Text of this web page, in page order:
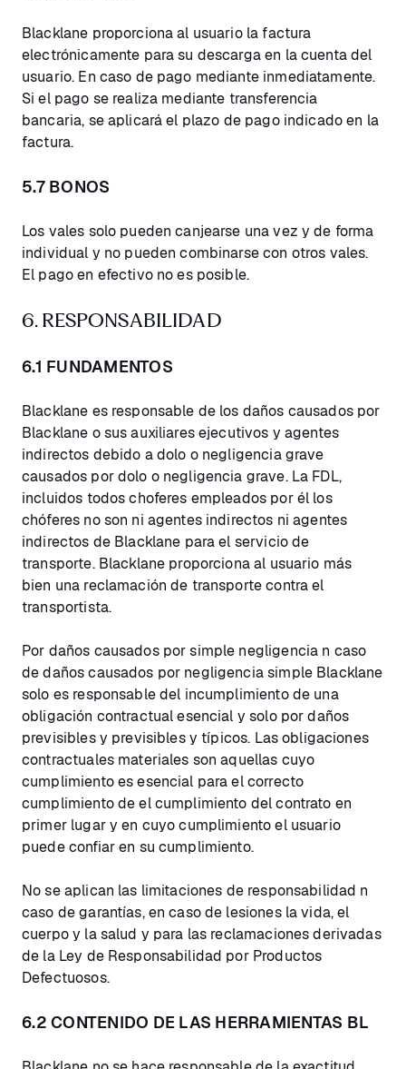
Blacklane proporciona al usuario la factura
electrónicamente para su descarga en la cuenta del
usuario. En caso de pago mediante inmediatamente.
Si el pago se realiza mediante transferencia
bancaria, se aplicará el plazo de pago indicado en la
factura.
5.7 BONOS
Los vales solo pueden canjearse una vez y de forma
individual y no pueden combinarse con otros vales.
El pago en efectivo no es posible.
6. RESPONSABILIDAD
6.1 FUNDAMENTOS
Blacklane es responsable de los daños causados por
Blacklane o sus auxiliares ejecutivos y agentes
indirectos debido a dolo o negligencia grave
causados por dolo o negligencia grave. La FDL,
incluidos todos choferes empleados por él los
chóferes no son ni agentes indirectos ni agentes
indirectos de Blacklane para el servicio de
transporte. Blacklane proporciona al usuario más
bien una reclamación de transporte contra el
transportista.
Por daños causados por simple negligencia n caso
de daños causados por negligencia simple Blacklane
solo es responsable del incumplimiento de una
obligación contractual esencial y solo por daños
previsibles y previsibles y típicos. Las obligaciones
contractuales materiales son aquellas cuyo
cumplimiento es esencial para el correcto
cumplimiento de el cumplimiento del contrato en
primer lugar y en cuyo cumplimiento el usuario
puede confiar en su cumplimiento.
No se aplican las limitaciones de responsabilidad n
caso de garantías, en caso de lesiones la vida, el
cuerpo y la salud y para las reclamaciones derivadas
de la Ley de Responsabilidad por Productos
Defectuosos.
6.2 CONTENIDO DE LAS HERRAMIENTAS BL